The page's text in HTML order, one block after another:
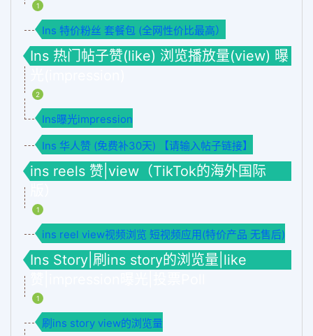
1
Ins 特价粉丝 套餐包 (全网性价比最高）
Ins 热门帖子赞(like) 浏览播放量(view) 曝
2
Ins曝光impression
Ins 华人赞 (免费补30天) 【请输入帖子链接】
ins reels 赞|view（TikTok的海外国际
1
ins reel view视频浏览 短视频应用(特价产品 无售后)
Ins Story|刷ins story的浏览量|like
1
刷ins story view的浏览量